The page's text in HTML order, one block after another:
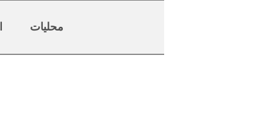
محليات